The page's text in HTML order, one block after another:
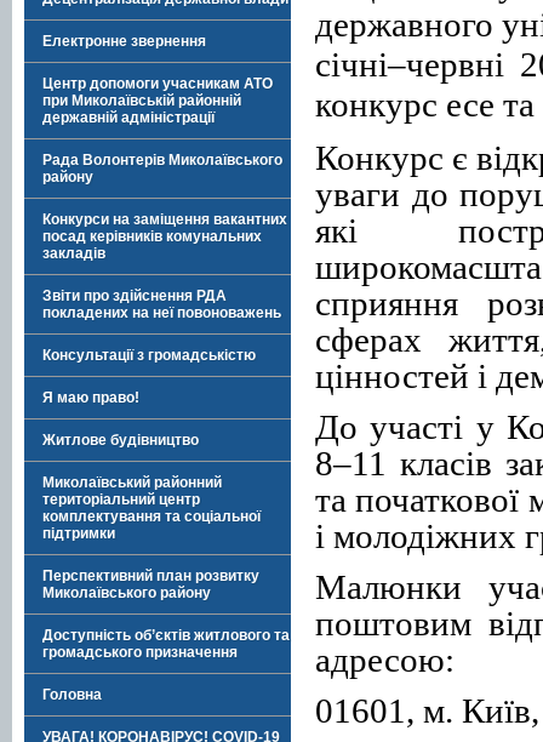
Електронне звернення
Центр допомоги учасникам АТО
при Миколаївській районній
державній адміністрації
Рада Волонтерів Миколаївського
району
Конкурси на заміщення вакантних
посад керівників комунальних
закладів
Звіти про здійснення РДА
покладених на неї повоноважень
Консультації з громадськістю
Я маю право!
Житлове будівництво
Миколаївський районний
територіальний центр
комплектування та соціальної
підтримки
Перспективний план розвитку
Миколаївського району
Доступність об’єктів житлового та
громадського призначення
Головна
УВАГА! КОРОНАВІРУС! COVID-19
державного
конкурс есе
Конкурс є
уваги до
які
сприяння
сферах
цінностей і
До участі у
8–11 класів
та початкової
і молодіжних
Малюнки
поштовим
адресою:
01601, м.